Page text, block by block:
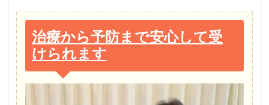
治療から予防まで安心して受
けられます